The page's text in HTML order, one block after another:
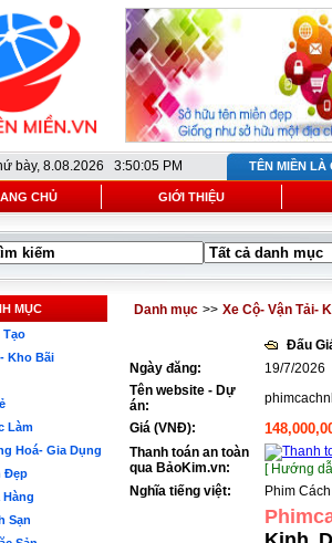
bày, 8.08.2026 3:50:05 PM TÊN MIỀN LÀ
CHỦ GIỚI THIỆU
MỤC
Tạo
Kho Bãi
Làm
Hoá- Gia Dụng
Đẹp
Sạn
Danh mục >> Xe Cộ- Vận Tải-
Đấu
Ngày đăng:
19/7/2026
Tên website - Dự
án:
Giá (VNĐ):
Thanh toán an toàn
qua BảoKim.vn:
[ Hướng
Nghĩa tiếng việt:
Phim